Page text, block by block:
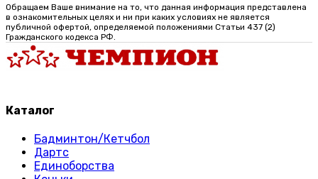
Обращаем Ваше внимание на то, что данная информация представлена
в ознакомительных целях и ни при каких условиях не является
публичной офертой, определяемой положениями Статьи 437 (2)
Гражданского кодекса РФ.
Каталог
Бадминтон/Кетчбол
Дартс
Единоборства